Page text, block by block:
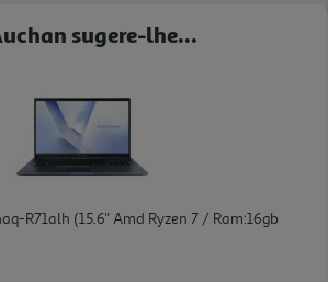
sugere-lhe...
R71alh (15.6'' Amd Ryzen 7 / Ram:16gb